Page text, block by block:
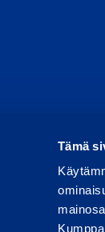
Tämä